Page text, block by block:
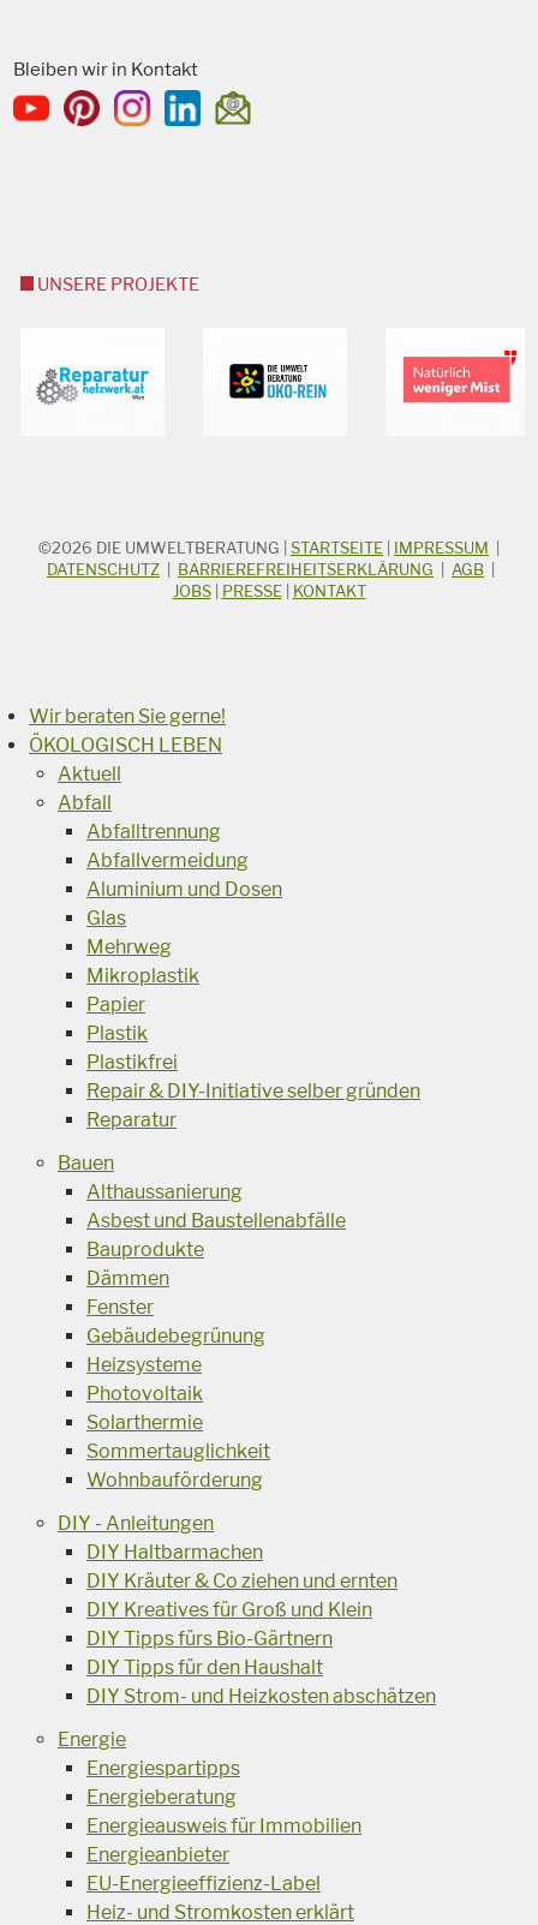
Bleiben wir in Kontakt
UNSERE PROJEKTE
STICHWORTSUCHE
Suchbegriff
©2026 DIE UMWELTBERATUNG STARTSEITE IMPRESSUM
DATENSCHUTZ
BARRIEREFREIHEITSERKLÄRUNG AGB
JOBS| PRESSE| KONTAKT
Wir beraten Sie gerne!
ÖKOLOGISCH LEBEN
Aktuell
Abfall
Abfalltrennung
Abfallvermeidung
Aluminium und Dosen
Glas
Mehrweg
Mikroplastik
Papier
Plastik
Plastikfrei
Repair & DIY-Initiative selber gründen
Reparatur
Bauen
Althaussanierung
Asbest und Baustellenabfälle
Bauprodukte
Dämmen
Fenster
Gebäudebegrünung
Heizsysteme
Photovoltaik
Solarthermie
Sommertauglichkeit
Wohnbauförderung
DIY - Anleitungen
DIY Haltbarmachen
DIY Kräuter & Co ziehen und ernten
DIY Kreatives für Groß und Klein
DIY Tipps fürs Bio-Gärtnern
DIY Tipps für den Haushalt
DIY Strom- und Heizkosten abschätzen
Energie
Energiespartipps
Energieberatung
Energieausweis für Immobilien
Energieanbieter
EU-Energieeffizienz-Label
Heiz- und Stromkosten erklärt